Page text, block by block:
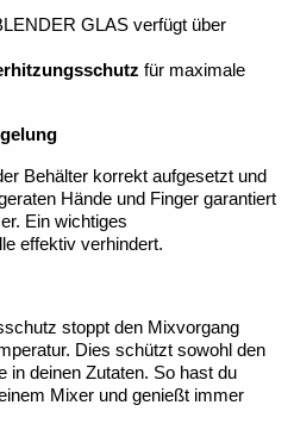
GLAS verfügt über
für maximale
Behälter korrekt aufgesetzt und
Hände und Finger garantiert
Ein wichtiges
effektiv verhindert.
stoppt den Mixvorgang
Dies schützt sowohl den
in deinen Zutaten. So hast du
Mixer und genießt immer